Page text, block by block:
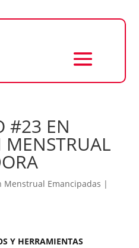
#23 EN
MENSTRUAL
Menstrual Emancipadas |
Y HERRAMIENTAS